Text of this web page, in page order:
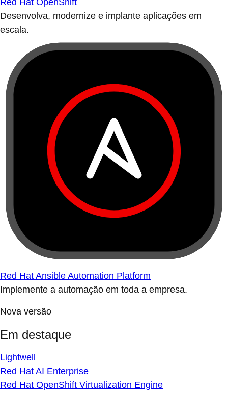
Red Hat OpenShift
Desenvolva, modernize e implante aplicações em
escala.
Red Hat Ansible Automation Platform
Implemente a automação em toda a empresa.
Nova versão
Em destaque
Lightwell
Red Hat AI Enterprise
Red Hat OpenShift Virtualization Engine